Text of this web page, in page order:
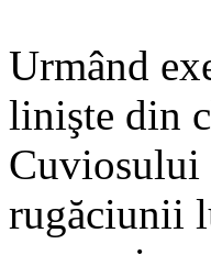
Urmând
linişte din
Cuviosului
rugăciunii